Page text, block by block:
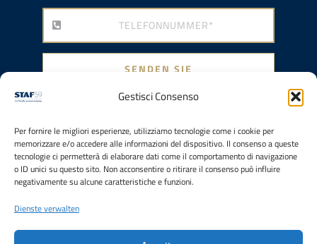
Gestisci Consenso
Per fornire le migliori esperienze, utilizziamo tecnologie come i cookie per
memorizzare e/o accedere alle informazioni del dispositivo. Il consenso a queste
tecnologie ci permetterà di elaborare dati come il comportamento di navigazione
o ID unici su questo sito. Non acconsentire o ritirare il consenso può influire
negativamente su alcune caratteristiche e funzioni.
Dienste verwalten
SENDEN SIE